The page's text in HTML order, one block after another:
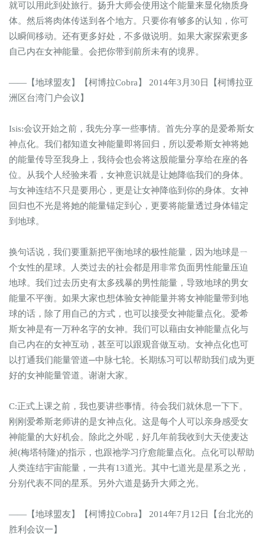
就可以用此到处旅行。扬升大师会使用这个能量来显化物质身
体。然后将肉体传送到各个地方。只要你有够多的认知，你可
以瞬间移动。还有更多好处，不多做说明。如果大家探索更多
自己内在女神能量。会把你带到前所未有的境界。
——【地球盟友】【柯博拉Cobra】 2014年3月30日【柯博拉亚
洲区台湾门户会议】
Isis:会议开始之前，我先分享一些事情。首先分享的是爱希斯女
神点化。我们都知道女神能量即将回归，所以爱希斯女神将她
的能量传导至我身上，我待会也会将这股能量分享给在座的各
位。从我个人经验来看，女神意识就是让她降临我们的身体。
与女神连结不只是要用心，更是让女神降临到你的身体。女神
回归也不光是将她的能量锚定到心，更要将能量透过身体锚定
到地球。
换句话说，我们要重新把平衡地球的极性能量，因为地球是ㄧ
个女性的星球。人类过去的社会都是用非常负面男性能量压迫
地球。我们过去历史有太多残暴的男性能量，导致地球的男女
能量不平衡。如果大家也想体验女神能量并将女神能量带到地
球的话，除了用自己的方式，也可以接受女神能量点化。爱希
斯女神是有一万种名字的女神。我们可以藉由女神能量点化与
自己内在的女神互动，甚至可以跟观音做互动。女神点化也可
以打通我们能量管道─中脉七轮。长期练习可以帮助我们成为更
好的女神能量管道。谢谢大家。
C:正式上课之前，我也要讲些事情。待会我们就休息一下下。
刚刚爱希斯老师讲的是女神点化。这是每个人可以亲身感受女
神能量的大好机会。除此之外呢，好几年前我收到大天使麦达
昶(梅塔特隆)的指示，也跟祂学习疗愈能量点化。点化可以帮助
人类连结宇宙能量，一共有13道光。其中七道光是星系之光，
分别代表不同的星系。另外六道是扬升大师之光。
——【地球盟友】【柯博拉Cobra】 2014年7月12日【台北光的
胜利会议一】